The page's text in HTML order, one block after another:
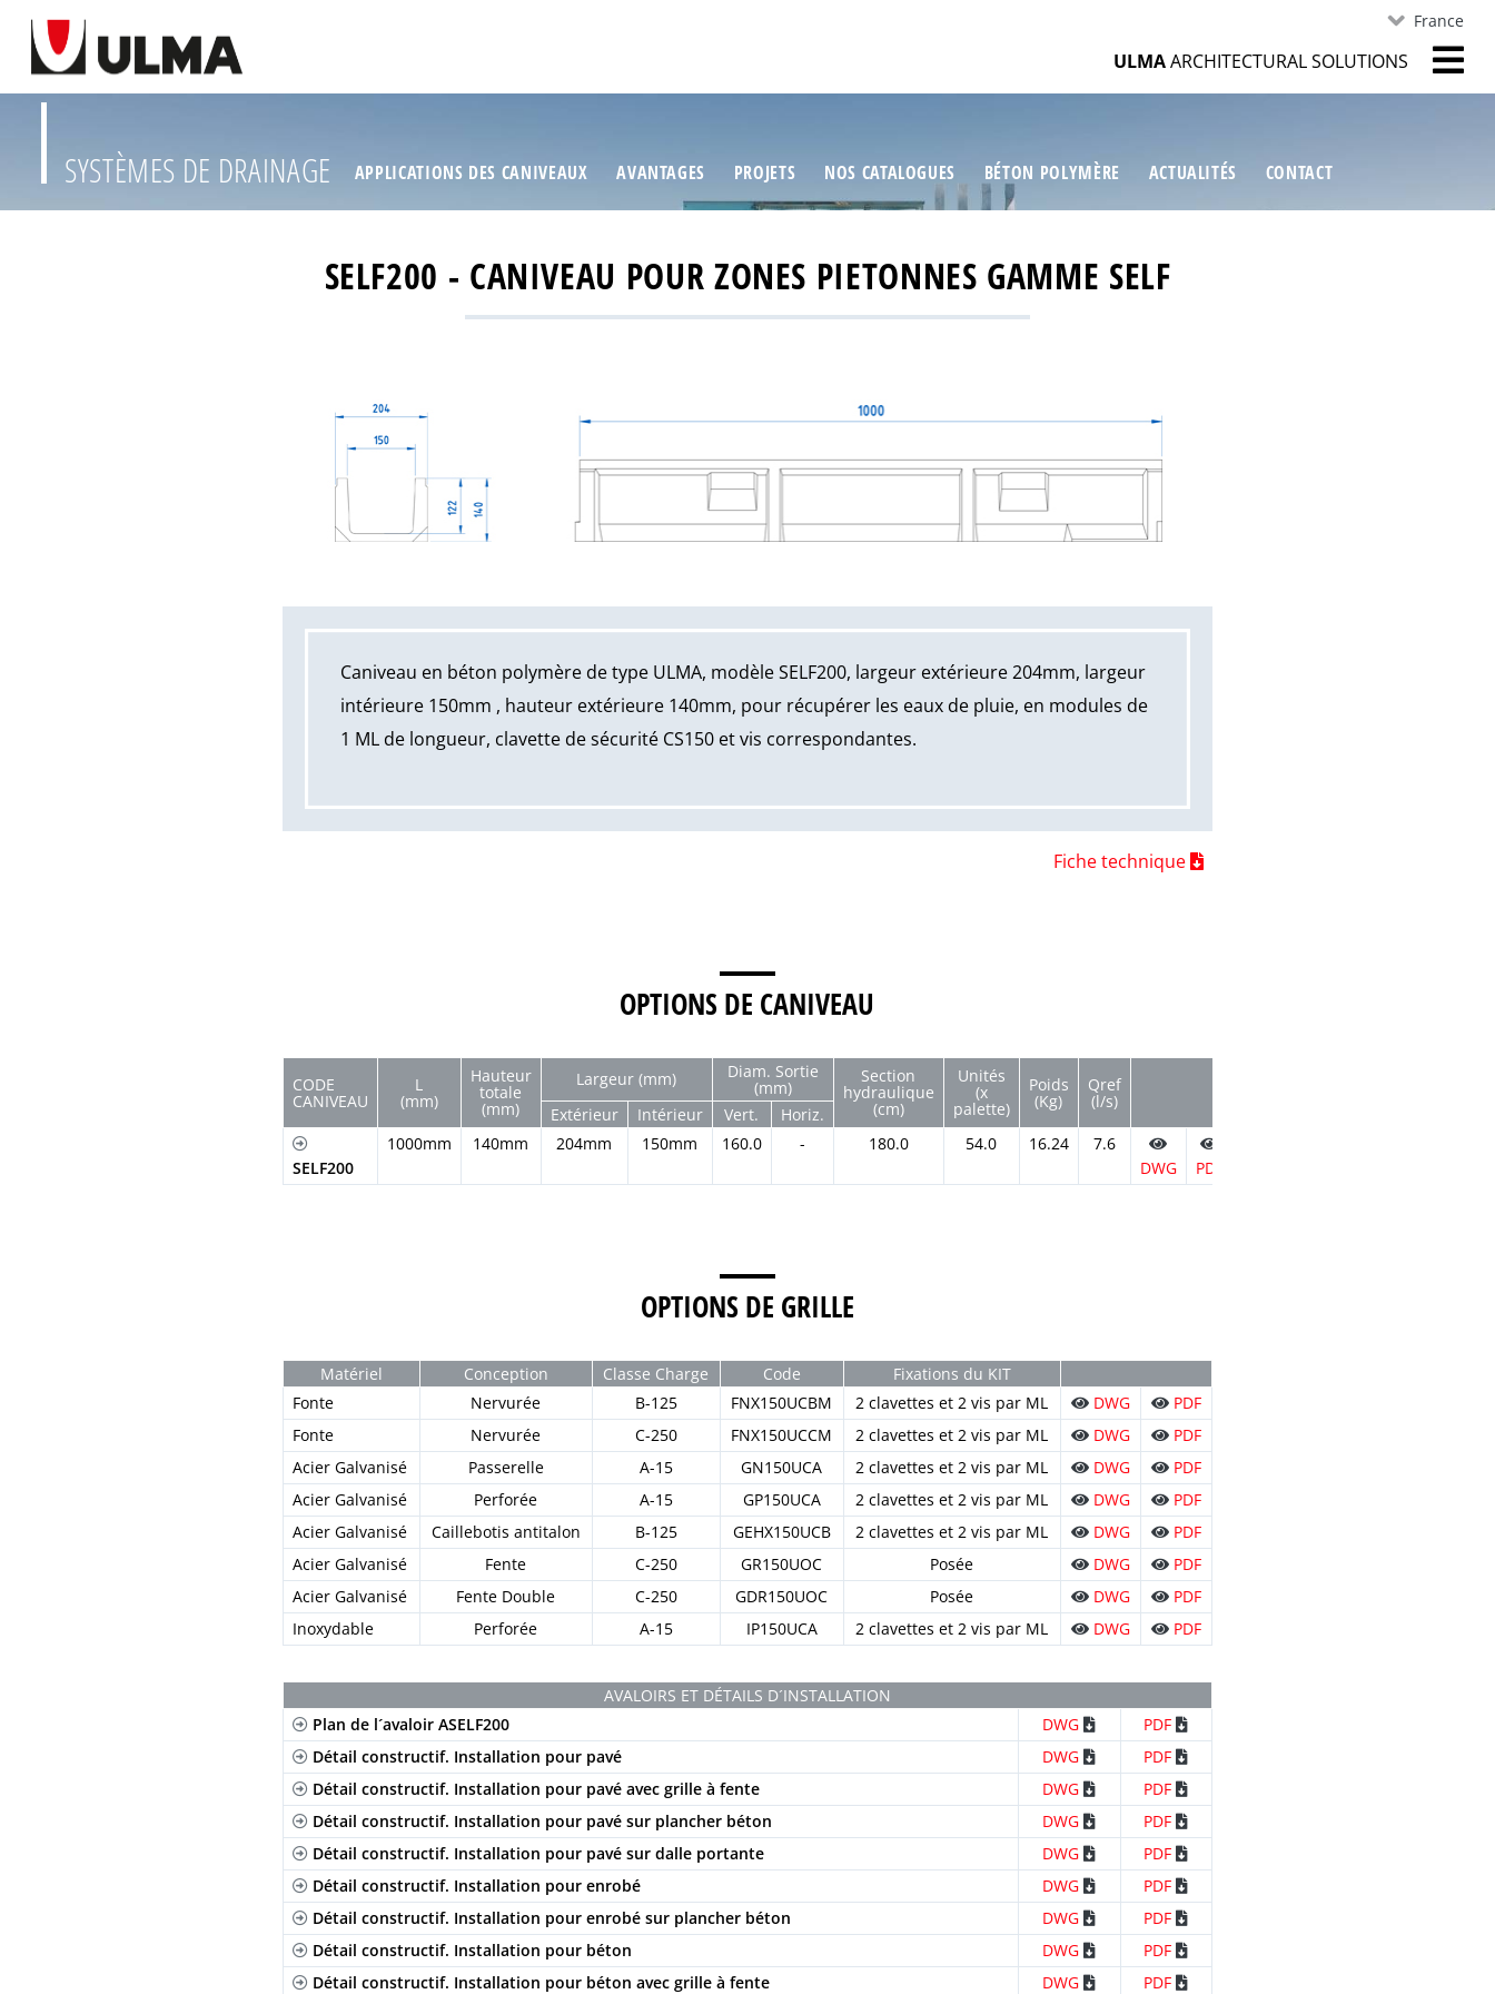
France
ULMAARCHITECTURAL SOLUTIONS
SYSTÈMES DE DRAINAGE APPLICATIONS DES CANIVEAUX AVANTAGES PROJETS NOS CATALOGUES BÉTON POLYMÈRE ACTUALITÉS CONTACT
SELF200 - CANIVEAU POUR ZONES PIETONNES GAMME SELF
Caniveau en béton polymère de type ULMA, modèle SELF200, largeur extérieure 204mm, largeur
intérieure 150mm , hauteur extérieure 140mm, pour récupérer les eaux de pluie, en modules de
1 ML de longueur, clavette de sécurité CS150 et vis correspondantes.
Fiche technique
OPTIONS DE CANIVEAU
CODE
CANIVEAU
L
(mm)
Hauteur
totale
(mm)
Largeur (mm) Diam. Sortie
(mm)
Section
hydraulique
(cm)
Unités
(x
palette)
Poids
(Kg)
Qref
(l/s)
Extérieur Intérieur Vert. Horiz.
SELF200
1000mm 140mm 204mm 150mm 160.0 - 180.0 54.0 16.24
7.6
DWG
PDF
OPTIONS DE GRILLE
Matériel Conception Classe Charge Code
Fixations du KIT
Fonte
Nervurée B-125 FNX150UCBM 2 clavettes et 2 vis par ML DWG
PDF
Fonte
Nervurée C-250 FNX150UCCM 2 clavettes et 2 vis par ML DWG
PDF
Acier Galvanisé
Passerelle A-15 GN150UCA 2 clavettes et 2 vis par ML DWG
PDF
Acier Galvanisé
Perforée A-15 GP150UCA 2 clavettes et 2 vis par ML DWG
PDF
Acier Galvanisé
Caillebotis antitalon B-125 GEHX150UCB 2 clavettes et 2 vis par ML DWG
PDF
Acier Galvanisé
Fente C-250 GR150UOC Posée DWG
PDF
Acier Galvanisé
Fente Double C-250 GDR150UOC Posée DWG
PDF
Inoxydable
Perforée A-15 IP150UCA 2 clavettes et 2 vis par ML DWG PDF
AVALOIRS ET DÉTAILS D´INSTALLATION
Plan de l´avaloir ASELF200
DWG
PDF
Détail constructif. Installation pour pavé
DWG
PDF
Détail constructif. Installation pour pavé avec grille à fente
DWG
PDF
Détail constructif. Installation pour pavé sur plancher béton
DWG
PDF
Détail constructif. Installation pour pavé sur dalle portante
DWG
PDF
Détail constructif. Installation pour enrobé
DWG
PDF
Détail constructif. Installation pour enrobé sur plancher béton
DWG
PDF
Détail constructif. Installation pour béton
DWG
PDF
Détail constructif. Installation pour béton avec grille à fente
DWG PDF